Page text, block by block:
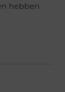
hebben